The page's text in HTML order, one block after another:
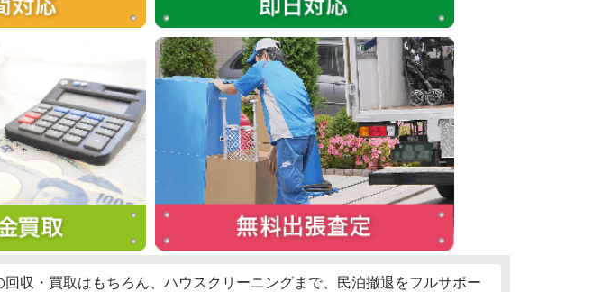
収・買取はもちろん、ハウスクリーニングまで、民泊撤退をフルサポー